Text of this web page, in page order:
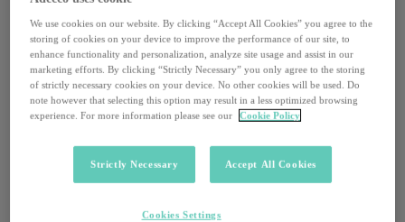
Il futuro del Pianeta è per noi una priorità. Siamo
consapevoli dell’impatto che le nostre attività hanno
sull’ambiente e della differenza che possiamo fare se
agiamo in modo responsabile.
dell’emergenza climatica si concentra, tra gli altri, su due
obiettivi specifici:
Sostenere la transizione verso un’economia più
We use cookies on our website. By clicking “Accept All Cookies” you agree to the
storing of cookies on your device to improve the performance of our site, to
enhance functionality and personalization, analyze site usage and assist in our
marketing efforts. By clicking “Strictly Necessary” you only agree to the storing
of strictly necessary cookies on your device. No other cookies will be used. Do
note however that selecting this option may result in a less optimized browsing
experience. For more information please see our
Cookie Policy
Strictly Necessary Accept All Cookies
Cookies Settings